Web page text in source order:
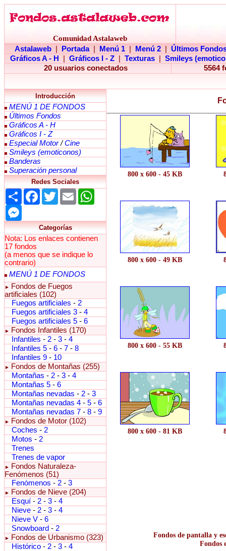
Comunidad Astalaweb
Astalaweb
Portada Menú 1 Menú 2
Últimos
Gráficos A - H
Gráficos I - Z Texturas
Smileys
20 usuarios conectados
5564
Introducción
MENÚ 1 DE FONDOS
Últimos Fondos
Gráficos A - H
Gráficos I - Z
Especial Motor/Cine
Smileys (emoticonos)
Banderas
Superación personal
Redes Sociales
Share Facebook
TwitterEmail
Categorías
Nota: Los enlaces contienen
17 fondos
(a menos que se indique lo
contrario)
MENÚ 1 DE FONDOS
►
Fondos de Fuegos
artificiales (102)
Fuegos artificiales - 2
Fuegos artificiales 3 - 4
Fuegos artificiales 5 - 6
►
Fondos Infantiles (170)
Infantiles - 2 - 3 - 4
Infantiles 5 - 6 - 7 - 8
Infantiles 9 - 10
►
Fondos de Montañas (255)
Montañas - 2 - 3 - 4
Montañas 5 - 6
Montañas nevadas - 2 - 3
Montañas nevadas 4 - 5 - 6
Montañas nevadas 7 - 8 - 9
►
Fondos de Motor (102)
Coches - 2
Motos - 2
Trenes
Trenes de vapor
►
Fondos Naturaleza-
Fenómenos (51)
Fenómenos - 2 - 3
►
Fondos de Nieve (204)
Esquí - 2 - 3 - 4
Nieve - 2 - 3 - 4
Nieve V - 6
Snowboard - 2
►
Fondos de Urbanismo (323)
Histórico - 2 - 3 - 4
800 x 600 - 45 KB
800 x 600 - 49 KB
800 x 600 - 55 KB
800 x 600 - 81 KB
Fondos de pantalla y
Fondos